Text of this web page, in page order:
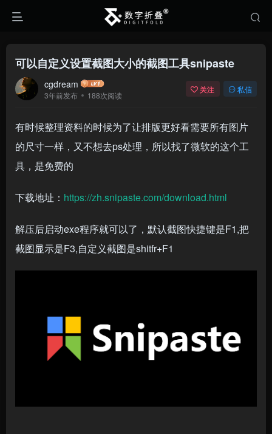
可以自定义设置截图大小的截图工具snipaste
cgdream
3年前发布 188次阅读
关注 私信
有时候整理资料的时候为了让排版更好看需要所有图片
的尺寸一样，又不想去ps处理，所以找了微软的这个工
具，是免费的
下载地址： https://zh.snipaste.com/download.html
解压后启动exe程序就可以了，默认截图快捷键是F1,把
截图显示是F3,自定义截图是shitfr+F1